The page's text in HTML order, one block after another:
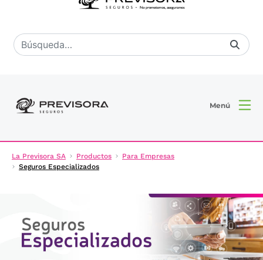
Menú
La Previsora SA Productos
Para Empresas
Seguros Especializados